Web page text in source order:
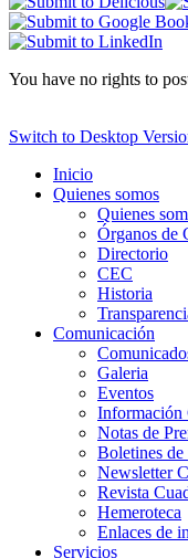
You have no rights to
Switch to Desktop
Inicio
Quienes somos
Quienes
Órganos de
Directorio
CEC
Historia
Comunicación
Galeria
Eventos
Información
Notas de
Boletines de
Newsletter
Revista
Hemeroteca
Enlaces de
Servicios